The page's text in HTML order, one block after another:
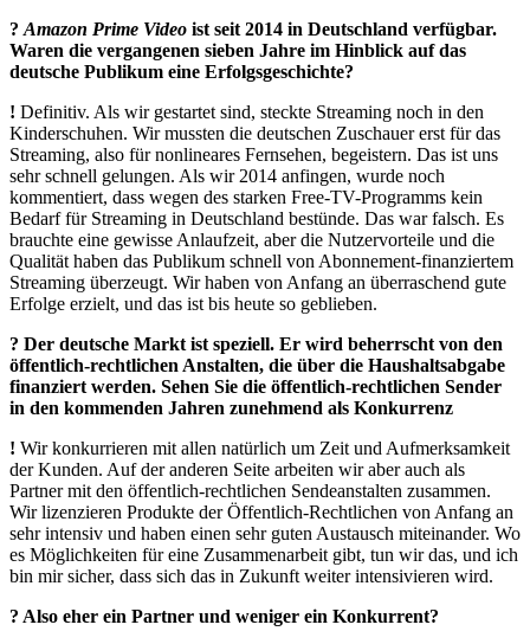
? Amazon Prime Video ist seit 2014 in Deutschland verfügbar.
Waren die vergangenen sieben Jahre im Hinblick auf das
deutsche Publikum eine Erfolgsgeschichte?
! Definitiv. Als wir gestartet sind, steckte Streaming noch in den
Kinderschuhen. Wir mussten die deutschen Zuschauer erst für das
Streaming, also für nonlineares Fernsehen, begeistern. Das ist uns
sehr schnell gelungen. Als wir 2014 anfingen, wurde noch
kommentiert, dass wegen des starken Free-TV-Programms kein
Bedarf für Streaming in Deutschland bestünde. Das war falsch. Es
brauchte eine gewisse Anlaufzeit, aber die Nutzervorteile und die
Qualität haben das Publikum schnell von Abonnement-finanziertem
Streaming überzeugt. Wir haben von Anfang an überraschend gute
Erfolge erzielt, und das ist bis heute so geblieben.
? Der deutsche Markt ist speziell. Er wird beherrscht von den
öffentlich-rechtlichen Anstalten, die über die Haushaltsabgabe
finanziert werden. Sehen Sie die öffentlich-rechtlichen Sender
in den kommenden Jahren zunehmend als Konkurrenz
! Wir konkurrieren mit allen natürlich um Zeit und Aufmerksamkeit
der Kunden. Auf der anderen Seite arbeiten wir aber auch als
Partner mit den öffentlich-rechtlichen Sendeanstalten zusammen.
Wir lizenzieren Produkte der Öffentlich-Rechtlichen von Anfang an
sehr intensiv und haben einen sehr guten Austausch miteinander. Wo
es Möglichkeiten für eine Zusammenarbeit gibt, tun wir das, und ich
bin mir sicher, dass sich das in Zukunft weiter intensivieren wird.
? Also eher ein Partner und weniger ein Konkurrent?